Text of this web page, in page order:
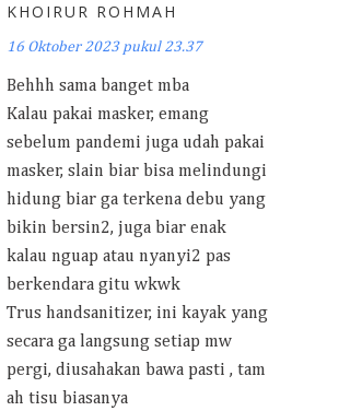
KHOIRUR ROHMAH
16 Oktober 2023 pukul 23.37
Behhh sama banget mba
Kalau pakai masker, emang
sebelum pandemi juga udah pakai
masker, slain biar bisa melindungi
hidung biar ga terkena debu yang
bikin bersin2, juga biar enak
kalau nguap atau nyanyi2 pas
berkendara gitu wkwk
Trus handsanitizer, ini kayak yang
secara ga langsung setiap mw
pergi, diusahakan bawa pasti , tam
ah tisu biasanya